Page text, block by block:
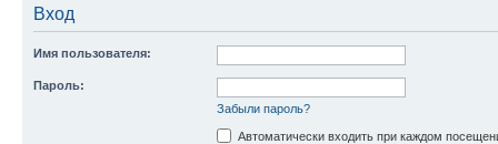
Вход
Имя пользователя:
Пароль:
Забыли пароль?
Автоматически входить при каждом